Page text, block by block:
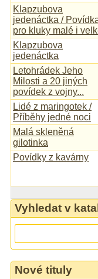
Klapzubova
jedenáctka /
pro kluky malé i
Klapzubova
jedenáctka
Letohrádek Jeho
Milosti a 20 jiných
povídek z vojny...
Lidé z maringotek /
Příběhy jedné noci
Malá skleněná
gilotinka
Povídky z kavárny
Vyhledat v
Nové tituly